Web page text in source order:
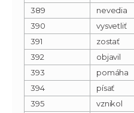
389
nevedia
390
vysvetliť
391
zostať
392
objavil
393
pomáha
394
písať
395
vznikol